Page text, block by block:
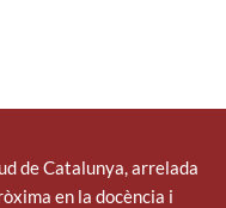
de Catalunya, arrelada
en la docència i